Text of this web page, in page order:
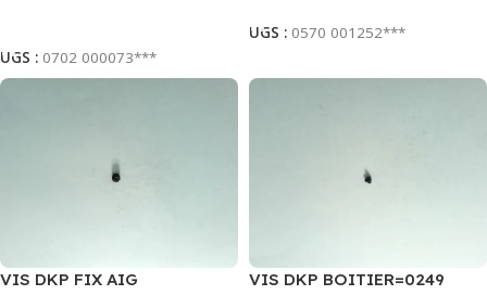
UGS : 0702 000073***
UGS : 0570 001252***
VIS DKP FIX AIG
VIS DKP BOITIER=0249